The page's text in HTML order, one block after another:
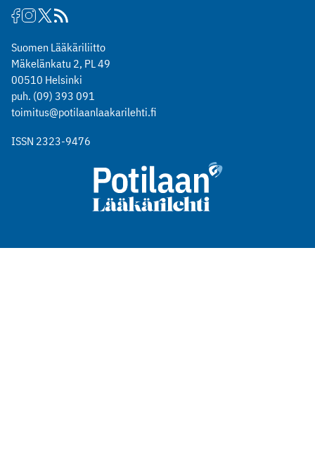
Suomen Lääkäriliitto
Mäkelänkatu 2, PL 49
00510 Helsinki
puh. (09) 393 091
toimitus@potilaanlaakarilehti.fi
ISSN 2323-9476